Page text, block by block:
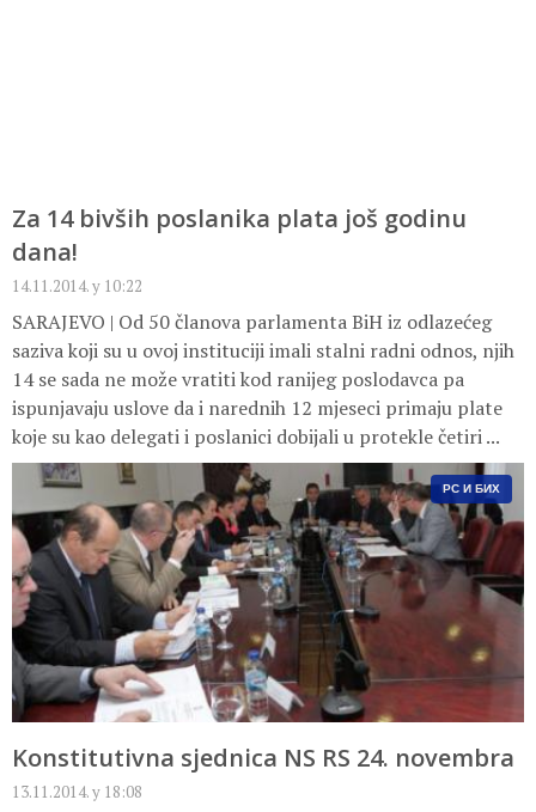
Za 14 bivših poslanika plata još godinu
dana!
14.11.2014. у 10:22
SARAJEVO | Od 50 članova parlamenta BiH iz odlazećeg
saziva koji su u ovoj instituciji imali stalni radni odnos, njih
14 se sada ne može vratiti kod ranijeg poslodavca pa
ispunjavaju uslove da i narednih 12 mjeseci primaju plate
koje su kao delegati i poslanici dobijali u protekle četiri ...
РС И БИХ
Konstitutivna sjednica NS RS 24. novembra
13.11.2014. у 18:08